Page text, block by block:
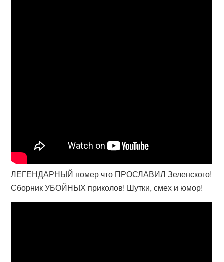
ЛЕГЕНДАРНЫЙ номер что ПРОСЛАВИЛ Зеленского!
Сборник УБОЙНЫХ приколов! Шутки, смех и юмор!